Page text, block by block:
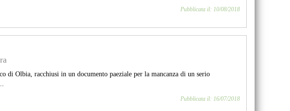
Pubblicata il: 10/08/2018
Olbia, racchiusi in un documento paeziale per la mancanza di un serio
Pubblicata il: 16/07/2018